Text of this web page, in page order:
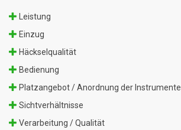
Leistung
Einzug
Häckselqualität
Bedienung
Platzangebot / Anordnung der Instrumente
Sichtverhältnisse
Verarbeitung / Qualität